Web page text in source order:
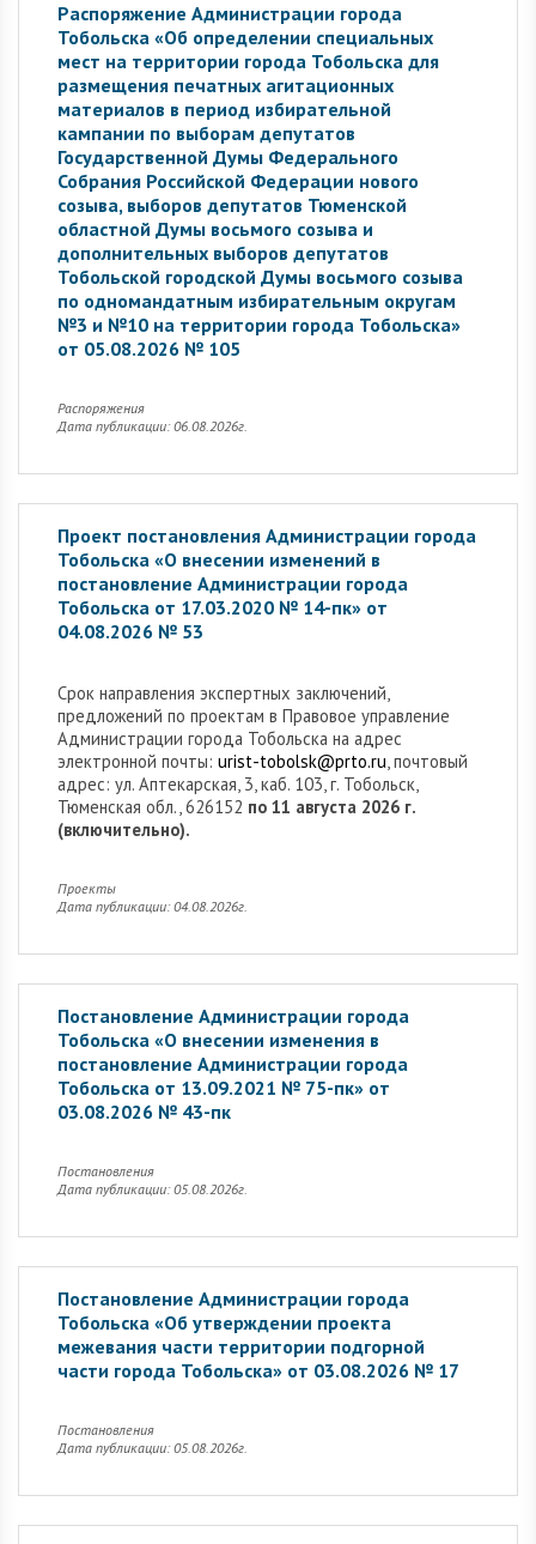
Распоряжение Администрации города
Тобольска «Об определении специальных
мест на территории города Тобольска для
размещения печатных агитационных
материалов в период избирательной
кампании по выборам депутатов
Государственной Думы Федерального
Собрания Российской Федерации нового
созыва, выборов депутатов Тюменской
областной Думы восьмого созыва и
дополнительных выборов депутатов
Тобольской городской Думы восьмого созыва
по одномандатным избирательным округам
№3 и №10 на территории города Тобольска»
от 05.08.2026 № 105
Распоряжения
Дата публикации: 06.08.2026г.
Проект постановления Администрации города
Тобольска «О внесении изменений в
постановление Администрации города
Тобольска от 17.03.2020 № 14-пк» от
04.08.2026 № 53
Cрок направления экспертных заключений,
предложений по проектам в Правовое управление
Администрации города Тобольска на адрес
электронной почты: urist-tobolsk@prto.ru, почтовый
адрес: ул. Аптекарская, 3, каб. 103, г. Тобольск,
Тюменская обл., 626152 по 11 августа 2026 г.
(включительно).
Проекты
Дата публикации: 04.08.2026г.
Постановление Администрации города
Тобольска «О внесении изменения в
постановление Администрации города
Тобольска от 13.09.2021 № 75-пк» от
03.08.2026 № 43-пк
Постановления
Дата публикации: 05.08.2026г.
Постановление Администрации города
Тобольска «Об утверждении проекта
межевания части территории подгорной
части города Тобольска» от 03.08.2026 № 17
Постановления
Дата публикации: 05.08.2026г.